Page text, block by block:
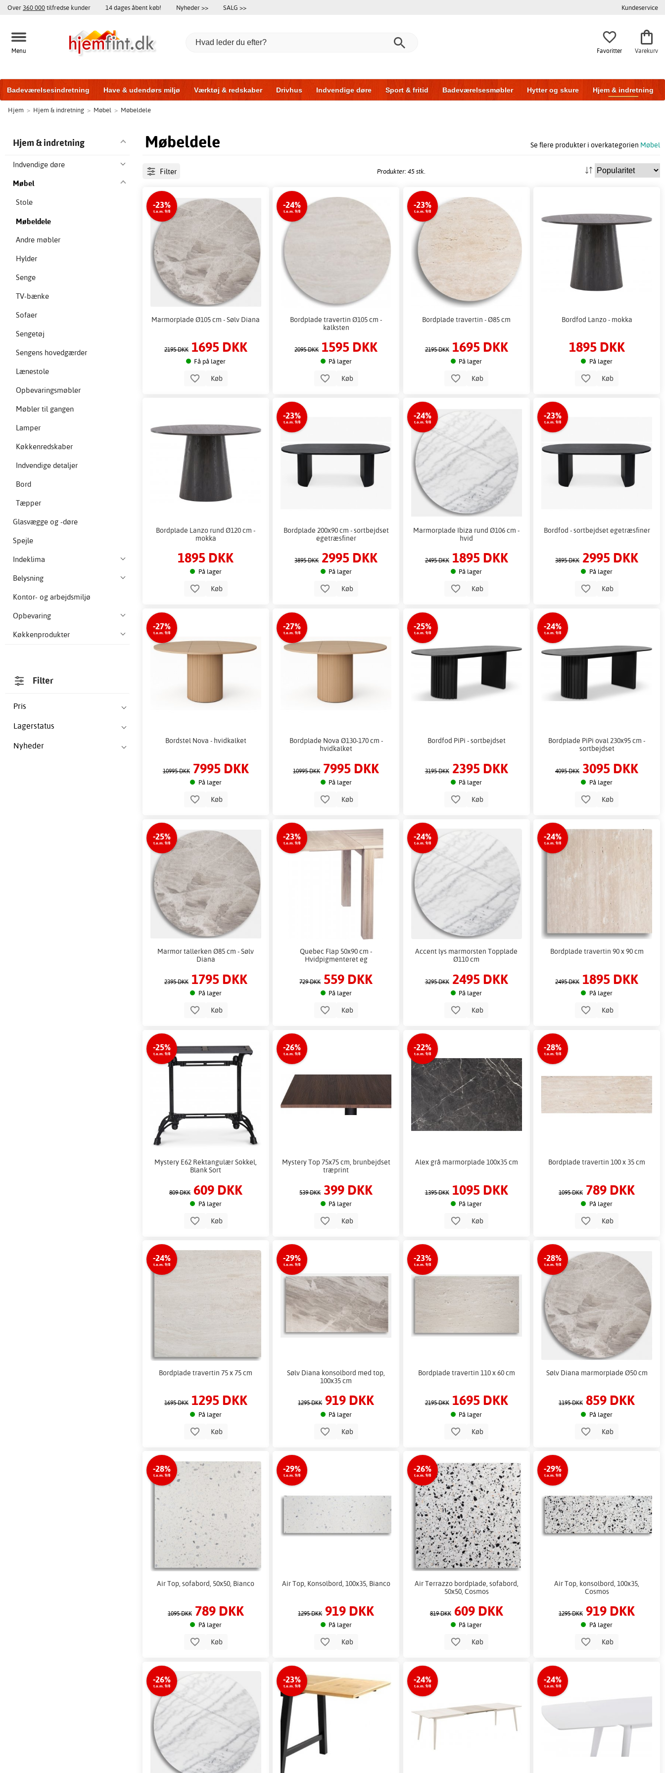
Over 360 000tilfredse kunder 14 dages åbent køb! Nyheder >> SALG >> Kundeservice
Menu Favoritter Varekurv
Badeværelsesindretning Have & udendørs miljø Værktøj & redskaber Drivhus Indvendige døre Sport & fritid Badeværelsesmøbler Hytter og skure Hjem & indretning
Træningsudstyr Yderdøre Vinduer
Hjem > Hjem & indretning > Møbel > Møbeldele
Møbeldele Se flere produkter i overkategorien Møbel
Hjem & indretning
Indvendige døre
Møbel
Stole
Møbeldele
Andre møbler
Hylder
Senge
TV-bænke
Sofaer
Sengetøj
Sengens hovedgærder
Lænestole
Opbevaringsmøbler
Møbler til gangen
Lamper
Køkkenredskaber
Indvendige detaljer
Bord
Tæpper
Glasvægge og -døre
Spejle
Indeklima
Belysning
Kontor- og arbejdsmiljø
Opbevaring
Køkkenprodukter
Filter
Pris
Lagerstatus
Nyheder
Filter Produkter: 45 stk.
-23%
t.o.m. 9/8
Marmorplade Ø105 cm - Sølv Diana
2195 DKK 1695 DKK
Få på lager
Køb
-24%
t.o.m. 9/8
Bordplade travertin Ø105 cm -
kalksten
2095 DKK 1595 DKK
På lager
Køb
-23%
t.o.m. 9/8
Bordplade travertin - Ø85 cm
2195 DKK 1695 DKK
På lager
Køb
Bordfod Lanzo - mokka
1895 DKK
På lager
Køb
Bordplade Lanzo rund Ø120 cm -
mokka
1895 DKK
På lager
Køb
-23%
t.o.m. 9/8
Bordplade 200x90 cm - sortbejdset
egetræsfiner
3895 DKK 2995 DKK
På lager
Køb
-24%
t.o.m. 9/8
Marmorplade Ibiza rund Ø106 cm -
hvid
2495 DKK 1895 DKK
På lager
Køb
-23%
t.o.m. 9/8
Bordfod - sortbejdset egetræsfiner
3895 DKK 2995 DKK
På lager
Køb
-27%
t.o.m. 9/8
Bordstel Nova - hvidkalket
10995 DKK 7995 DKK
På lager
Køb
-27%
t.o.m. 9/8
Bordplade Nova Ø130-170 cm -
hvidkalket
10995 DKK 7995 DKK
På lager
Køb
-25%
t.o.m. 9/8
Bordfod PiPi - sortbejdset
3195 DKK 2395 DKK
På lager
Køb
-24%
t.o.m. 9/8
Bordplade PiPi oval 230x95 cm -
sortbejdset
4095 DKK 3095 DKK
På lager
Køb
-25%
t.o.m. 9/8
Marmor tallerken Ø85 cm - Sølv
Diana
2395 DKK 1795 DKK
På lager
Køb
-23%
t.o.m. 9/8
Quebec Flap 50x90 cm -
Hvidpigmenteret eg
729 DKK 559 DKK
På lager
Køb
-24%
t.o.m. 9/8
Accent lys marmorsten Topplade
Ø110 cm
3295 DKK 2495 DKK
På lager
Køb
-24%
t.o.m. 9/8
Bordplade travertin 90 x 90 cm
2495 DKK 1895 DKK
På lager
Køb
-25%
t.o.m. 9/8
Mystery E62 Rektangulær Sokkel,
Blank Sort
809 DKK 609 DKK
På lager
Køb
-26%
t.o.m. 9/8
Mystery Top 75x75 cm, brunbejdset
træprint
539 DKK 399 DKK
På lager
Køb
-22%
t.o.m. 9/8
Alex grå marmorplade 100x35 cm
1395 DKK 1095 DKK
På lager
Køb
-28%
t.o.m. 9/8
Bordplade travertin 100 x 35 cm
1095 DKK 789 DKK
På lager
Køb
-24%
t.o.m. 9/8
Bordplade travertin 75 x 75 cm
1695 DKK 1295 DKK
På lager
Køb
-29%
t.o.m. 9/8
Sølv Diana konsolbord med top,
100x35 cm
1295 DKK 919 DKK
På lager
Køb
-23%
t.o.m. 9/8
Bordplade travertin 110 x 60 cm
2195 DKK 1695 DKK
På lager
Køb
-28%
t.o.m. 9/8
Sølv Diana marmorplade Ø50 cm
1195 DKK 859 DKK
På lager
Køb
-28%
t.o.m. 9/8
Air Top, sofabord, 50x50, Bianco
1095 DKK 789 DKK
På lager
Køb
-29%
t.o.m. 9/8
Air Top, Konsolbord, 100x35, Bianco
1295 DKK 919 DKK
På lager
Køb
-26%
t.o.m. 9/8
Air Terrazzo bordplade, sofabord,
50x50, Cosmos
819 DKK 609 DKK
På lager
Køb
-29%
t.o.m. 9/8
Air Top, konsolbord, 100x35,
Cosmos
1295 DKK 919 DKK
På lager
Køb
-26%
t.o.m. 9/8
-23%
t.o.m. 9/8
-24%
t.o.m. 9/8
-24%
t.o.m. 9/8